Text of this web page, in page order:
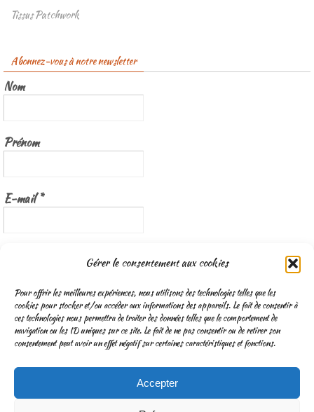
Gérer le consentement aux cookies
Pour offrir les meilleures expériences, nous utilisons des technologies telles que les
cookies pour stocker et/ou accéder aux informations des appareils. Le fait de consentir à
ces technologies nous permettra de traiter des données telles que le comportement de
navigation ou les ID uniques sur ce site. Le fait de ne pas consentir ou de retirer son
consentement peut avoir un effet négatif sur certaines caractéristiques et fonctions.
Accepter
Tissus Patchwork
Abonnez-vous à notre newsletter
Nom
Prénom
E-mail*
Nous gardons vos données privées et ne les partageons qu’avec les
tierces parties qui rendent ce service possible.Lisez notre politique de
confidentialité
CGV